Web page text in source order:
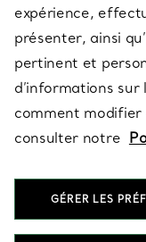
QUESTIONS LÉGALES
SUIVEZ-NOUS
expérience,
présenter, ainsi
pertinent et
d’informations
comment modifier
consulter notre
GÉRER LES